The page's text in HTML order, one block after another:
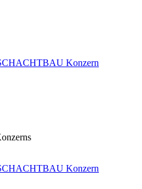
Konzern
Konzern